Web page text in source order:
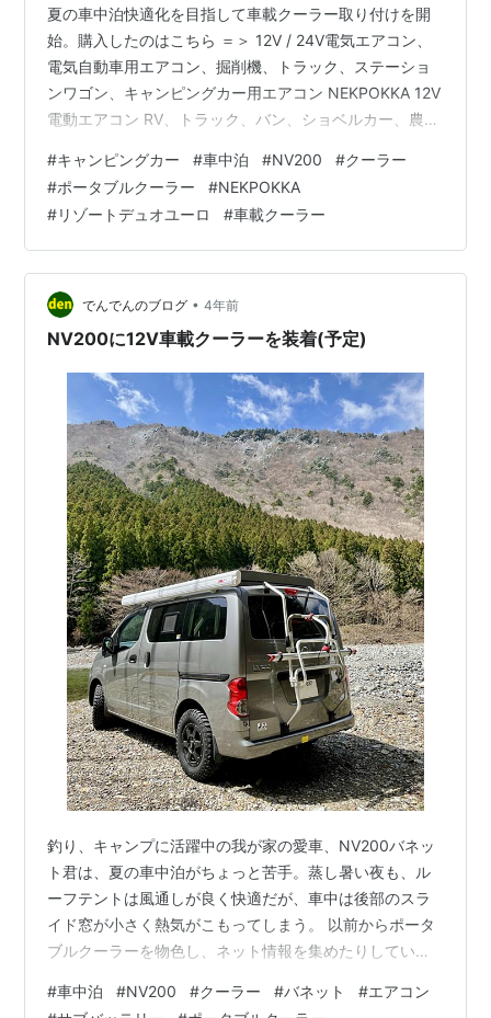
夏の車中泊快適化を目指して車載クーラー取り付けを開
始。購入したのはこちら ＝＞ 12V / 24V電気エアコン、
電気自動車用エアコン、掘削機、トラック、ステーショ
ンワゴン、キャンピングカー用エアコン NEKPOKKA 12V
電動エアコン RV、トラック、バン、ショベルカー、農用
NEKPOKKA Amazon 価格は54000円と、クーラーにし
ては安価に見えるが、送料が24000円と、普段なら決し
て買わない怪しい気配。ただ、ネット情報で問題なく購
入できているという情報を信じポチってみたところ… 一
週間程度でそれらしい箱が到着。開封したとこ…
#キャンピングカー #車中泊 #NV200 #クーラー
#ポータブルクーラー #NEKPOKKA
#リゾートデュオユーロ #車載クーラー
でんでんのブログ • 4年前
NV200に12V車載クーラーを装着(予定)
釣り、キャンプに活躍中の我が家の愛車、NV200バネッ
ト君は、夏の車中泊がちょっと苦手。蒸し暑い夜も、ル
ーフテントは風通しが良く快適だが、車中は後部のスラ
イド窓が小さく熱気がこもってしまう。 以前からポータ
ブルクーラーを物色し、ネット情報を集めたりしていた
なか踏み切れずにいた。 ところが最近、車載用小型クー
#車中泊 #NV200 #クーラー #バネット #エアコン